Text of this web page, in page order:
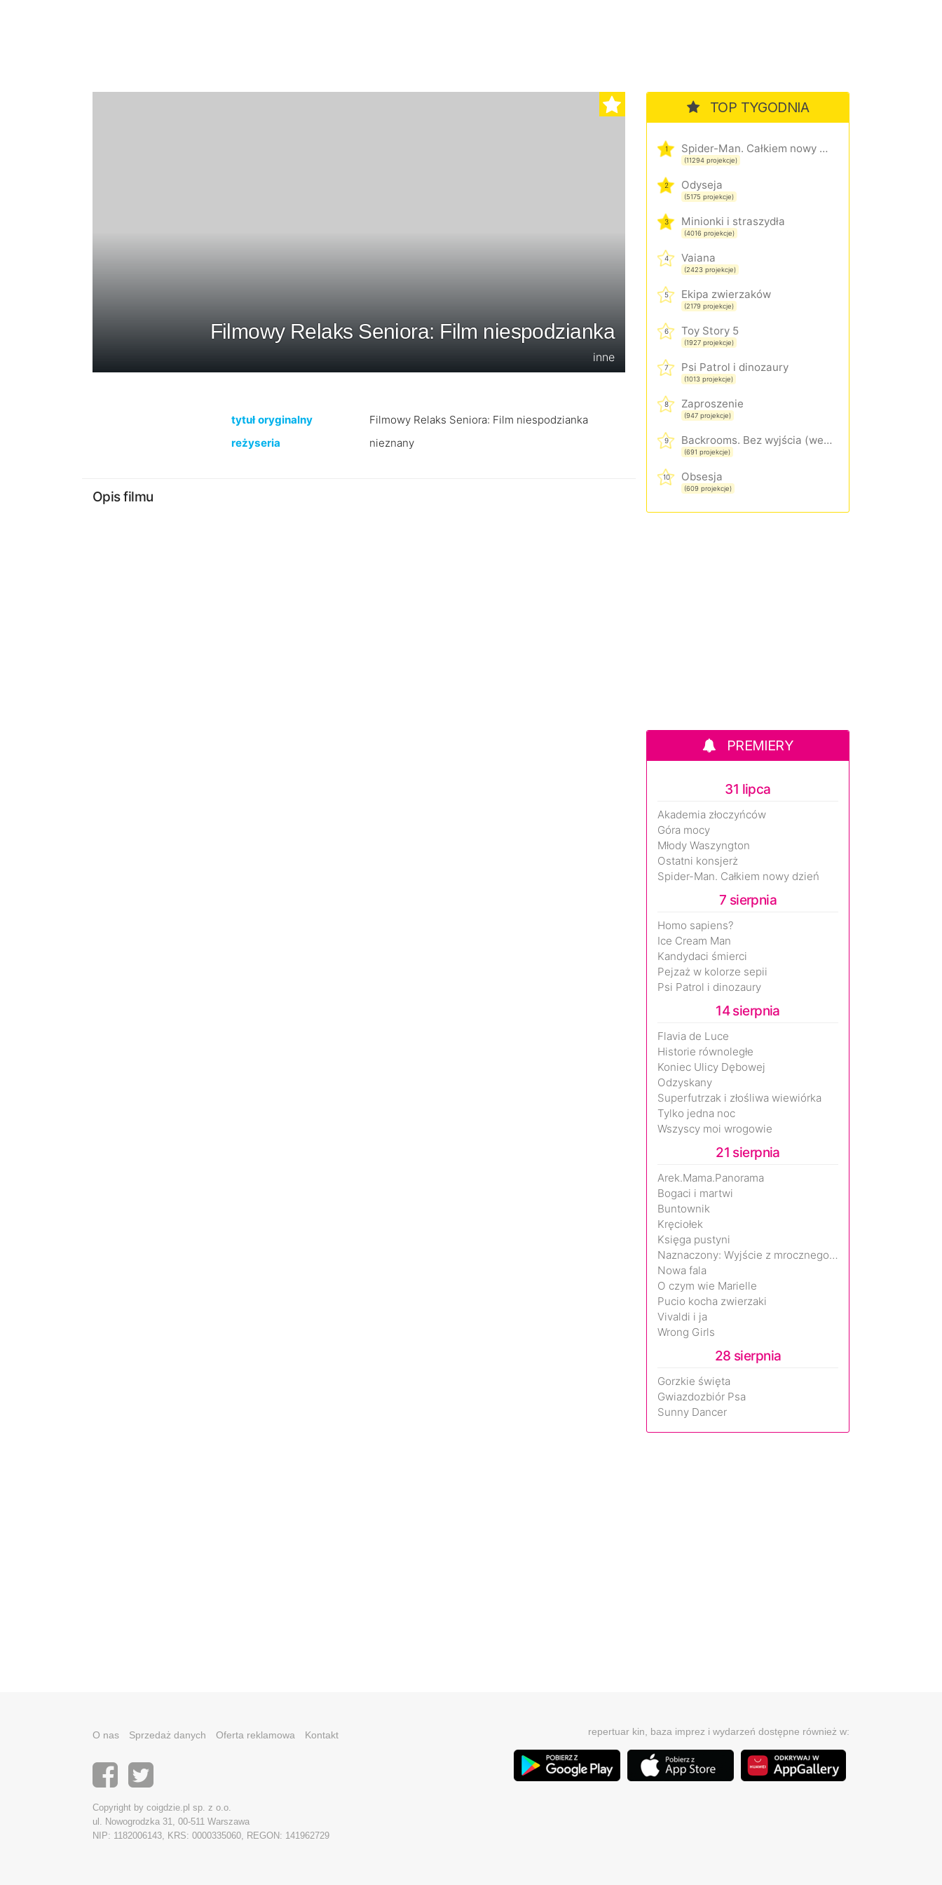
Filmowy Relaks Seniora: Film niespodzianka
inne
tytuł oryginalny
Filmowy Relaks Seniora: Film niespodzianka
reżyseria
nieznany
Opis filmu
TOP TYGODNIA
1 Spider-Man. Całkiem nowy dzień
(11294 projekcje)
2 Odyseja
(5175 projekcje)
3 Minionki i straszydła
(4016 projekcje)
4 Vaiana
(2423 projekcje)
5 Ekipa zwierzaków
(2179 projekcje)
6 Toy Story 5
(1927 projekcje)
7 Psi Patrol i dinozaury
(1013 projekcje)
8 Zaproszenie
(947 projekcje)
9 Backrooms. Bez wyjścia (wersja rozszerzona)
(691 projekcje)
10 Obsesja
(609 projekcje)
PREMIERY
31 lipca
Akademia złoczyńców
Góra mocy
Młody Waszyngton
Ostatni konsjerż
Spider-Man. Całkiem nowy dzień
7 sierpnia
Homo sapiens?
Ice Cream Man
Kandydaci śmierci
Pejzaż w kolorze sepii
Psi Patrol i dinozaury
14 sierpnia
Flavia de Luce
Historie równoległe
Koniec Ulicy Dębowej
Odzyskany
Superfutrzak i złośliwa wiewiórka
Tylko jedna noc
Wszyscy moi wrogowie
21 sierpnia
Arek.Mama.Panorama
Bogaci i martwi
Buntownik
Kręciołek
Księga pustyni
Naznaczony: Wyjście z mrocznego wymiaru
Nowa fala
O czym wie Marielle
Pucio kocha zwierzaki
Vivaldi i ja
Wrong Girls
28 sierpnia
Gorzkie święta
Gwiazdozbiór Psa
Sunny Dancer
O nas Sprzedaż danych Oferta reklamowa Kontakt
Copyright by coigdzie.pl sp. z o.o.
ul. Nowogrodzka 31, 00-511 Warszawa
NIP: 1182006143, KRS: 0000335060, REGON: 141962729
repertuar kin, baza imprez i wydarzeń dostępne również w: